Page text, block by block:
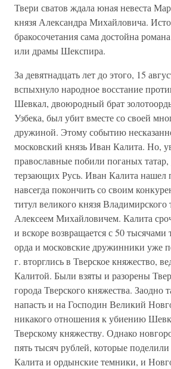
Твери сватов ждала юная невеста
князя Александра Михайловича.
бракосочетания сама достойна
или драмы Шекспира.
За девятнадцать лет до этого, 15
вспыхнуло народное восстание
Шевкал, двоюродный брат
Узбека, был убит вместе со своей
дружиной. Этому событию
московский князь Иван Калита. Но,
православные побили поганых татар,
терзающих Русь. Иван Калита нашел
навсегда покончить со своим
титул великого князя Владимирского
Алексеем Михайловичем. Калита
и вскоре возвращается с 50 тысячами
орда и московские дружинники уже
г. вторглись в Тверское княжество,
Калитой. Были взяты и разорены
города Тверского княжества. Заодно
напасть и на Господин Великий
никакого отношения к убиению
Тверскому княжеству. Однако
пять тысяч рублей, которые
Калита и ордынские темники, и